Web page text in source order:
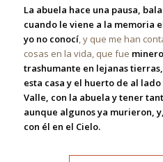
La abuela hace una pausa,
cuando le viene a la memoria
yo no conocí, y que me han
cosas en la vida, que fue
trashumante en lejanas
esta casa y el huerto de al
Valle, con la abuela y tener
aunque algunos ya murieron,
con él en el Cielo.